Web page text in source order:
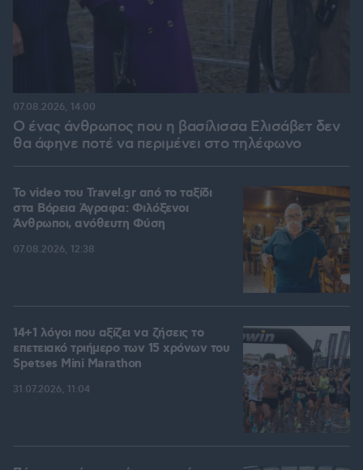
Ο ένας άνθρωπος που η βασίλισσα Ελισάβετ δεν
θα άφηνε ποτέ να περιμένει στο τηλέφωνο
07.08.2026, 14:00
To video του Travel.gr από το ταξίδι
στα Βόρεια Άγραφα: Φιλόξενοι
Άνθρωποι, ανόθευτη Φύση
07.08.2026, 12:38
14+1 λόγοι που αξίζει να ζήσεις το
επετειακό τριήμερο των 15 χρόνων του
Spetses Mini Marathon
31.07.2026, 11:04